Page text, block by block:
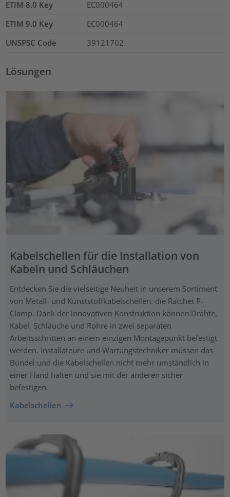
ETIM 8.0 Key
EC000464
ETIM 9.0 Key
EC000464
UNSPSC Code
39121702
Lösungen
Kabelschellen für die Installation von
Kabeln und Schläuchen
Entdecken Sie die vielseitige Neuheit in unserem Sortiment
von Metall- und Kunststoffkabelschellen: die Ratchet P-
Clamp. Dank der innovativen Konstruktion können Drähte,
Kabel, Schläuche und Rohre in zwei separaten
Arbeitsschritten an einem einzigen Montagepunkt befestigt
werden. Installateure und Wartungstechniker müssen das
Bündel und die Kabelschellen nicht mehr umständlich in
einer Hand halten und sie mit der anderen sicher
befestigen.
Kabelschellen